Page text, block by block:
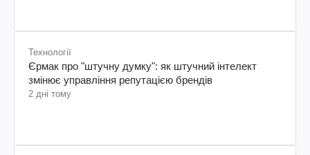
Технології
Єрмак про "штучну думку": як штучний інтелект
змінює управління репутацією брендів
2 дні тому